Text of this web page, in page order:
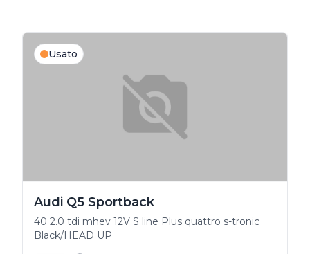
Usato
Audi Q5 Sportback
40 2.0 tdi mhev 12V S line Plus quattro s-tronic
Black/HEAD UP